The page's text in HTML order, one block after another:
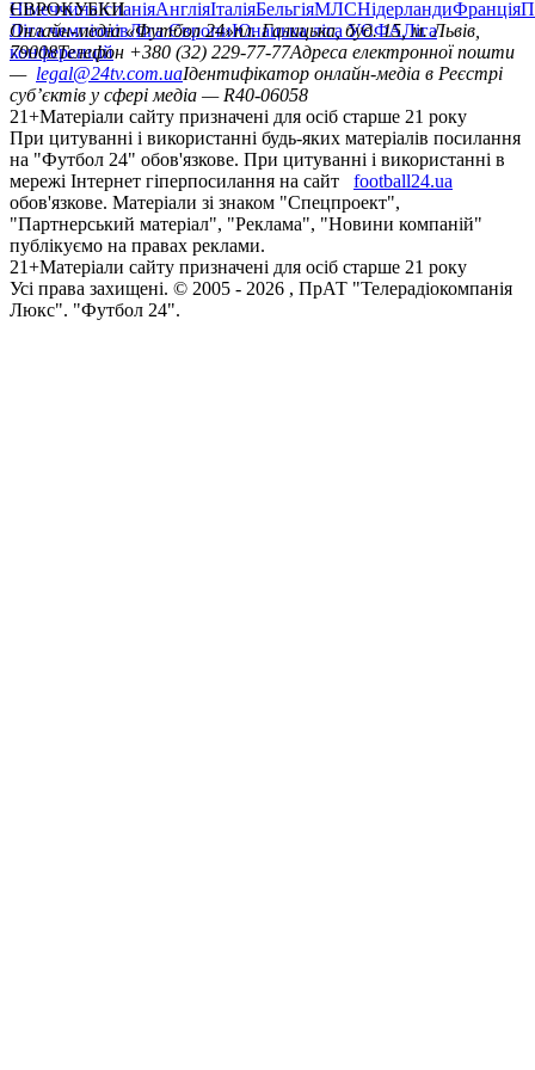
НімеччинаІспаніяАнгліяІталіяБельгіяМЛСНідерландиФранція
ЄВРОКУБКИ
Ліга чемпіонівЛіга ЄвропиЮнацька ліга УЄФАЛіга
конференцій
Онлайн-медіа «Футбол 24»пл. Галицька, буд. 15, м. Львів,
79008Телефон +380 (32) 229-77-77Адреса електронної пошти
— legal@24tv.com.uaІдентифікатор онлайн-медіа в Реєстрі
суб’єктів у сфері медіа — R40-06058
21+Матеріали сайту призначені для осіб старше 21 року
При цитуванні і використанні будь-яких матеріалів посилання
на "Футбол 24" обов'язкове. При цитуванні і використанні в
мережі Інтернет гіперпосилання на сайт
football24.ua
обов'язкове. Матеріали зі знаком "Спецпроект",
"Партнерський матеріал", "Реклама", "Новини компаній"
публікуємо на правах реклами.
21+Матеріали сайту призначені для осіб старше 21 року
Усi права захищенi. © 2005 - 2026 , ПрАТ "Телерадіокомпанія
Люкс". "Футбол 24".